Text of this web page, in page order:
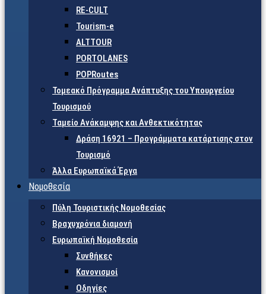
RE-CULT
Tourism-e
ALTTOUR
PORTOLANES
POPRoutes
Τομεακό Πρόγραμμα Ανάπτυξης του Υπουργείου
Τουρισμού
Ταμείο Ανάκαμψης και Ανθεκτικότητας
Δράση 16921 – Προγράμματα κατάρτισης στον
Τουρισμό
Άλλα Ευρωπαϊκά Έργα
Νομοθεσία
Πύλη Τουριστικής Νομοθεσίας
Βραχυχρόνια διαμονή
Ευρωπαϊκή Νομοθεσία
Συνθήκες
Κανονισμοί
Οδηγίες